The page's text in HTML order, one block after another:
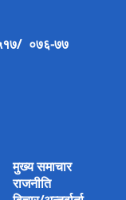
०७६-७७
मुख्य समाचार
राजनीति